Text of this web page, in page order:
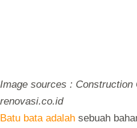
Image sources : Construction
renovasi.co.id
Batu bata adalah sebuah